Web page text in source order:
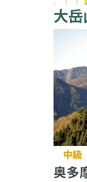
大
中級
奥多